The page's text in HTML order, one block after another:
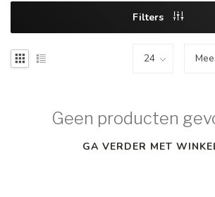
Filters
Geen producten
GA VERDER MET